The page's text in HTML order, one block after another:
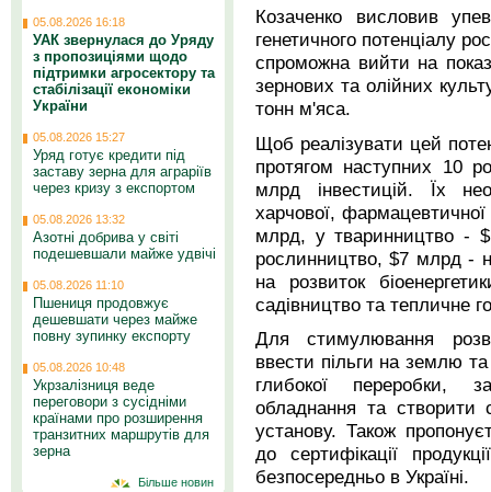
Козаченко висловив
генетичного потенціалу
спроможна вийти на
зернових та олійних
тонн м'яса.
Щоб реалізувати цей
протягом наступних 10
млрд інвестицій. Їх
харчової,
млрд, у тваринництво -
рослинництво, $7 млрд -
на розвиток
садівництво та тепличне
Для стимулювання
ввести пільги на землю
глибокої переробки,
обладнання та створити
установу. Також
до сертифікації
безпосередньо в Україні.
05.08.2026 16:18
УАК звернулася до Уряду
з пропозиціями щодо
підтримки агросектору та
стабілізації економіки
України
05.08.2026 15:27
Уряд готує кредити під
заставу зерна для аграріїв
через кризу з експортом
05.08.2026 13:32
Азотні добрива у світі
подешевшали майже удвічі
05.08.2026 11:10
Пшениця продовжує
дешевшати через майже
повну зупинку експорту
05.08.2026 10:48
Укрзалізниця веде
переговори з сусідніми
країнами про розширення
транзитних маршрутів для
зерна
Більше новин